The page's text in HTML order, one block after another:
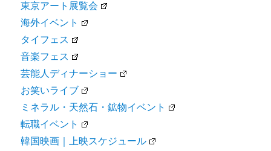
東京アート展覧会
海外イベント
タイフェス
音楽フェス
芸能人ディナーショー
お笑いライブ
ミネラル・天然石・鉱物イベント
転職イベント
韓国映画｜上映スケジュール